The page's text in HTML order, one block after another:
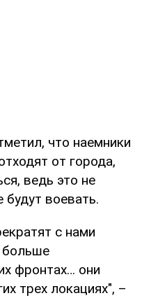
что наемники
от города,
ведь это не
будут воевать.
с нами
больше
фронтах… они
трех локациях", –